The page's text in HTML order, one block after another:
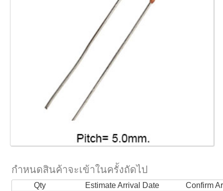
กำหนดสินค้าจะเข้าในครั้งถัดไป
Qty Estimate Arrival Date
Confirm